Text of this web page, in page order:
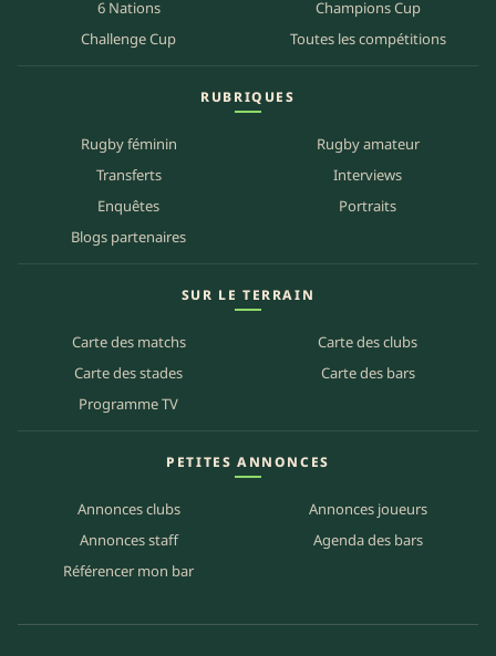
6 Nations
Champions Cup
Challenge Cup
Toutes les compétitions
RUBRIQUES
Rugby féminin
Rugby amateur
Transferts
Interviews
Enquêtes
Portraits
Blogs partenaires
SUR LE TERRAIN
Carte des matchs
Carte des clubs
Carte des stades
Carte des bars
Programme TV
PETITES ANNONCES
Annonces clubs
Annonces joueurs
Annonces staff
Agenda des bars
Référencer mon bar